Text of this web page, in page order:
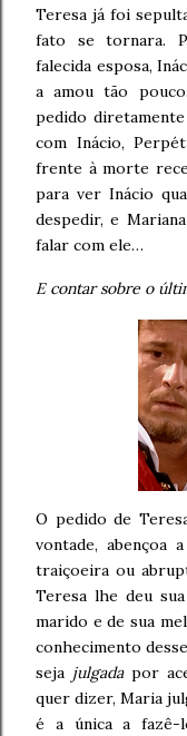
Teresa já foi
fato se tornara.
falecida esposa,
a amou tão
pedido
com Inácio,
frente à morte
para ver Inácio
despedir, e
falar com ele…
E contar sobre o
O pedido de
vontade, abençoa
traiçoeira ou
Teresa lhe deu
marido e de sua
conhecimento
seja julgadapor
quer dizer, Maria
é a única a fazê-